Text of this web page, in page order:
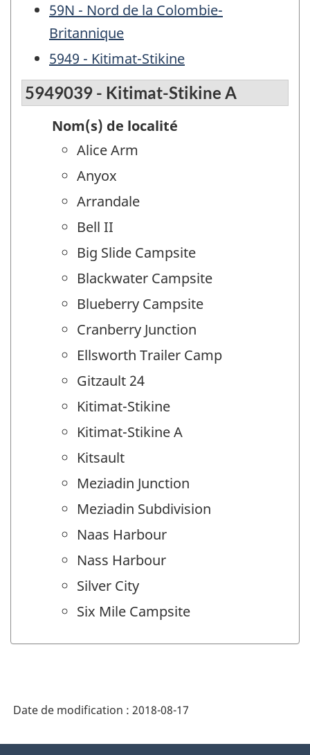
59N - Nord de la Colombie-
Britannique
5949 - Kitimat-Stikine
5949039 - Kitimat-Stikine A
Nom(s) de localité
Alice Arm
Anyox
Arrandale
Bell II
Big Slide Campsite
Blackwater Campsite
Blueberry Campsite
Cranberry Junction
Ellsworth Trailer Camp
Gitzault 24
Kitimat-Stikine
Kitimat-Stikine A
Kitsault
Meziadin Junction
Meziadin Subdivision
Naas Harbour
Nass Harbour
Silver City
Six Mile Campsite
Date de modification : 2018-08-17